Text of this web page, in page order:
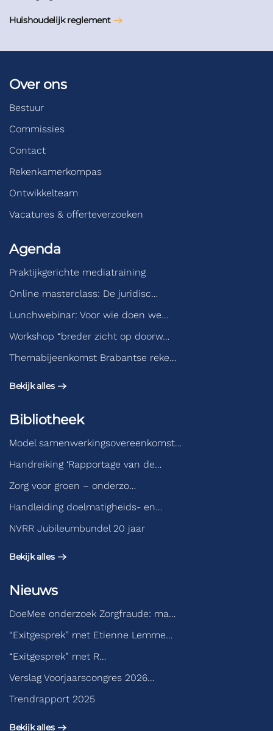
Huishoudelijk reglement
Over ons
Bestuur
Commissies
Contact
Rekenkamerkompas
Ontwikkelteam
Vacatures & offerteverzoeken
Agenda
Praktijkgerichte mediatraining
Online masterclass: De juridisc…
Lunchwebinar: Voor wie doen we…
Workshop “breder zicht op doorw…
Themabijeenkomst Brabantse reke…
Bekijk alles
Bibliotheek
Model samenwerkingsovereenkomst…
Handreiking ‘Rapportage van de…
Zorg voor groen – onderzo…
Handleiding doelmatigheids- en…
NVRR Jubileumbundel 20 jaar
Bekijk alles
Nieuws
DoeMee onderzoek Zorgfraude: ma…
“Exitgesprek” met Etienne Lemme…
“Exitgesprek” met R…
Verslag Voorjaarscongres 2026…
Trendrapport 2025
Bekijk alles